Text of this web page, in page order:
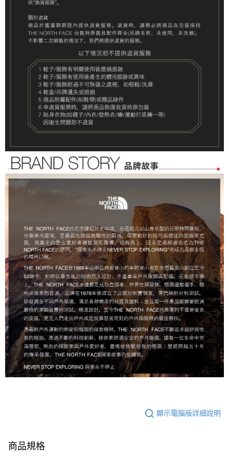
顯示電腦版詳細說明
商品規格